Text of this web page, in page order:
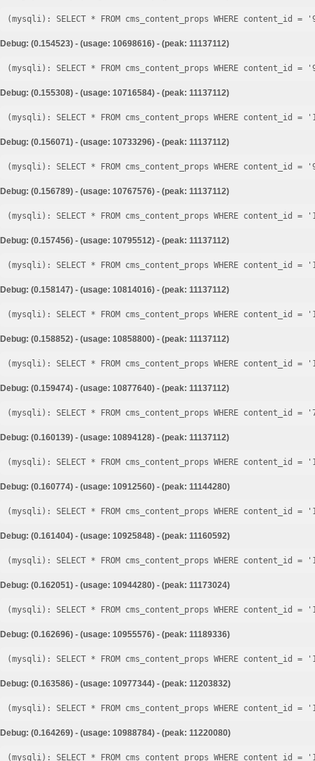
Debug: (0.154523) - (usage: 10698616) - (peak: 11137112)
Debug: (0.155308) - (usage: 10716584) - (peak: 11137112)
Debug: (0.156071) - (usage: 10733296) - (peak: 11137112)
Debug: (0.156789) - (usage: 10767576) - (peak: 11137112)
Debug: (0.157456) - (usage: 10795512) - (peak: 11137112)
Debug: (0.158147) - (usage: 10814016) - (peak: 11137112)
Debug: (0.158852) - (usage: 10858800) - (peak: 11137112)
Debug: (0.159474) - (usage: 10877640) - (peak: 11137112)
Debug: (0.160139) - (usage: 10894128) - (peak: 11137112)
Debug: (0.160774) - (usage: 10912560) - (peak: 11144280)
Debug: (0.161404) - (usage: 10925848) - (peak: 11160592)
Debug: (0.162051) - (usage: 10944280) - (peak: 11173024)
Debug: (0.162696) - (usage: 10955576) - (peak: 11189336)
Debug: (0.163586) - (usage: 10977344) - (peak: 11203832)
Debug: (0.164269) - (usage: 10988784) - (peak: 11220080)